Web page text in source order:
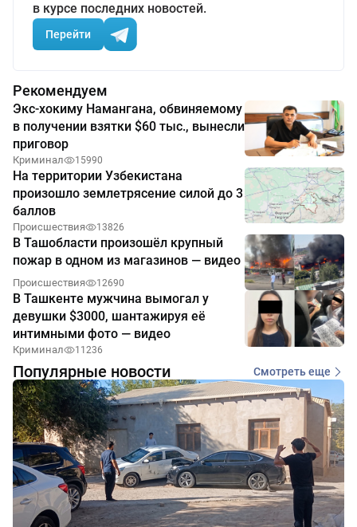
в курсе последних новостей.
Перейти
Рекомендуем
Экс-хокиму Намангана, обвиняемому
в получении взятки $60 тыс., вынесли
приговор
Криминал 15990
На территории Узбекистана
произошло землетрясение силой до 3
баллов
Происшествия 13826
В Ташобласти произошёл крупный
пожар в одном из магазинов — видео
Происшествия 12690
В Ташкенте мужчина вымогал у
девушки $3000, шантажируя её
интимными фото — видео
Криминал 11236
Популярные новости Смотреть еще